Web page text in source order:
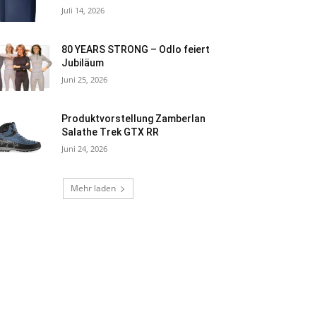
Juli 14, 2026
80 YEARS STRONG – Odlo feiert
Jubiläum
Juni 25, 2026
Produktvorstellung Zamberlan
Salathe Trek GTX RR
Juni 24, 2026
Mehr laden